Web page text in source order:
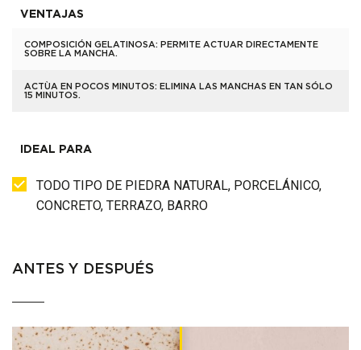
VENTAJAS
COMPOSICIÓN GELATINOSA: PERMITE ACTUAR DIRECTAMENTE
SOBRE LA MANCHA.
ACTÙA EN POCOS MINUTOS: ELIMINA LAS MANCHAS EN TAN SÓLO
15 MINUTOS.
IDEAL PARA
TODO TIPO DE PIEDRA NATURAL, PORCELÁNICO,
CONCRETO, TERRAZO, BARRO
ANTES Y DESPUÉS